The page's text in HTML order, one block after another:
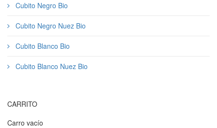
Cubito Negro Bio
Cubito Negro Nuez Bio
Cubito Blanco Bio
Cubito Blanco Nuez Bio
CARRITO
Carro vacío